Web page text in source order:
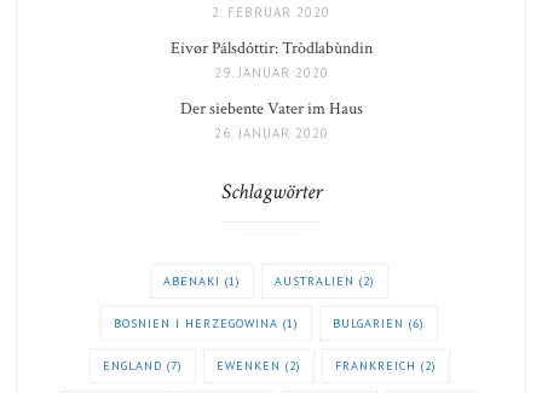
2. FEBRUAR 2020
Eivør Pálsdóttir: Tròdlabùndin
29. JANUAR 2020
Der siebente Vater im Haus
26. JANUAR 2020
Schlagwörter
ABENAKI (1) AUSTRALIEN (2)
BOSNIEN I HERZEGOWINA (1) BULGARIEN (6)
ENGLAND (7) EWENKEN (2) FRANKREICH (2)